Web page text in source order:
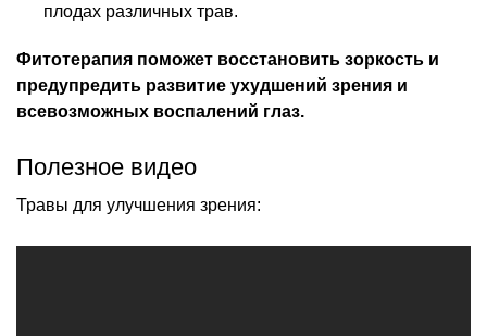
плодах различных трав.
Фитотерапия поможет восстановить зоркость и
предупредить развитие ухудшений зрения и
всевозможных воспалений глаз.
Полезное видео
Травы для улучшения зрения: